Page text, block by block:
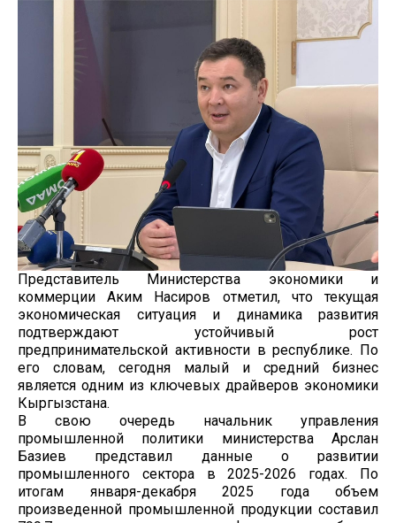
Представитель Министерства экономики и
коммерции Аким Насиров отметил, что текущая
экономическая ситуация и динамика развития
подтверждают устойчивый рост
предпринимательской активности в республике. По
его словам, сегодня малый и средний бизнес
является одним из ключевых драйверов экономики
Кыргызстана.
В свою очередь начальник управления
промышленной политики министерства Арслан
Базиев представил данные о развитии
промышленного сектора в 2025-2026 годах. По
итогам января-декабря 2025 года объем
произведенной промышленной продукции составил